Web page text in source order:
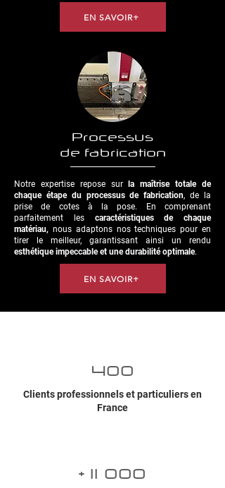
EN SAVOIR+
Processus
de fabrication
Notre expertise repose sur
la maîtrise totale de
chaque étape du processus de fabrication, de la
prise de cotes à la pose. En comprenant
parfaitement les caractéristiques de chaque
matériau, nous adaptons nos techniques pour en
tirer le meilleur, garantissant ainsi un rendu
esthétique impeccable et une durabilité optimale.
EN SAVOIR+
400
Clients professionnels et particuliers en
France
+ 11 000